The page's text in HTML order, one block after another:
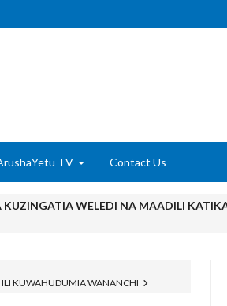
TV Contact Us
DHAMANA ZA SERIKALI KUBORESHA
Wa Kujenga Naye Maisha Salama,
ILI KUWAHUDUMIA WANANCHI